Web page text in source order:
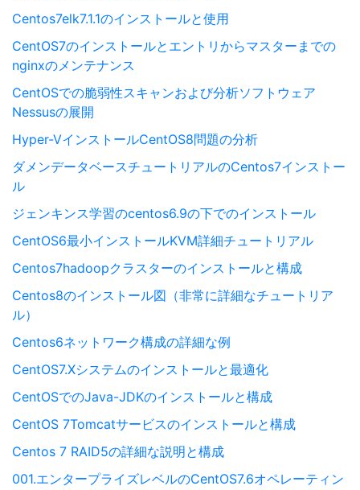
Centos7elk7.1.1のインストールと使用
CentOS7のインストールとエントリからマスターまでの
nginxのメンテナンス
CentOSでの脆弱性スキャンおよび分析ソフトウェア
Nessusの展開
Hyper-VインストールCentOS8問題の分析
ダメンデータベースチュートリアルのCentos7インストー
ル
ジェンキンス学習のcentos6.9の下でのインストール
CentOS6最小インストールKVM詳細チュートリアル
Centos7hadoopクラスターのインストールと構成
Centos8のインストール図（非常に詳細なチュートリア
ル）
Centos6ネットワーク構成の詳細な例
CentOS7.Xシステムのインストールと最適化
CentOSでのJava-JDKのインストールと構成
CentOS 7Tomcatサービスのインストールと構成
Centos 7 RAID5の詳細な説明と構成
001.エンタープライズレベルのCentOS7.6オペレーティン